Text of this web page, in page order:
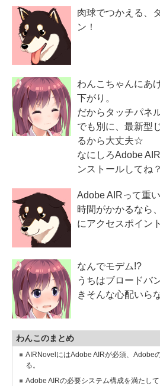
肉球でつかえる、
ン！
わんこちゃんにあ
下がり。
だからタッチパネ
でも別に、最新型
るから大丈夫☆
なにしろAdobe
ンストールしてね？
Adobe AIRって重
時間がかかるなら
にアクセスポイン
なんでモデム!?
うちはブロードバ
きそんな心配いら
わんこのまとめ
AIRNovelにはAdobe AIRが必須、Adobe
る。
Adobe AIRの必要システム構成を満たして